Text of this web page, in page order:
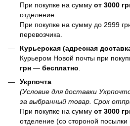
При покупке на сумму от 3000
отделение.
При покупке на сумму до 2999
перевозчика.
Курьерская (адресная
Курьером Новой почты при
грн — бесплатно
Укрпочта
(Условие для доставки
за выбранный товар. Срок
При покупке на сумму от 3000
отделение (со стороной